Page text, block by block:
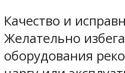
Качество и
Желательно
оборудования